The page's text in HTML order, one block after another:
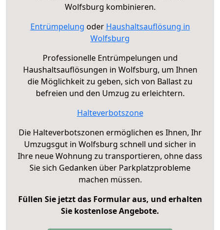
Wolfsburg kombinieren.
Entrümpelung oder Haushaltsauflösung in
Wolfsburg
Professionelle Entrümpelungen und
Haushaltsauflösungen in Wolfsburg, um Ihnen
die Möglichkeit zu geben, sich von Ballast zu
befreien und den Umzug zu erleichtern.
Halteverbotszone
Die Halteverbotszonen ermöglichen es Ihnen, Ihr
Umzugsgut in Wolfsburg schnell und sicher in
Ihre neue Wohnung zu transportieren, ohne dass
Sie sich Gedanken über Parkplatzprobleme
machen müssen.
Füllen Sie jetzt das Formular aus, und erhalten
Sie kostenlose Angebote.